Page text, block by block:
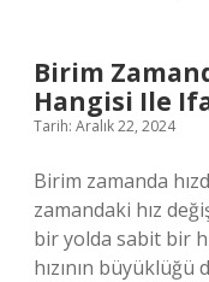
Birim
Hangisi Ile
Tarih: Aralık 22, 2024
Birim zamanda
zamandaki hız
bir yolda sabit bir
hızının büyüklüğü